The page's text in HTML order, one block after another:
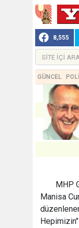
8,555
GÜNCEL
MHP
Manisa
Hepimizin"